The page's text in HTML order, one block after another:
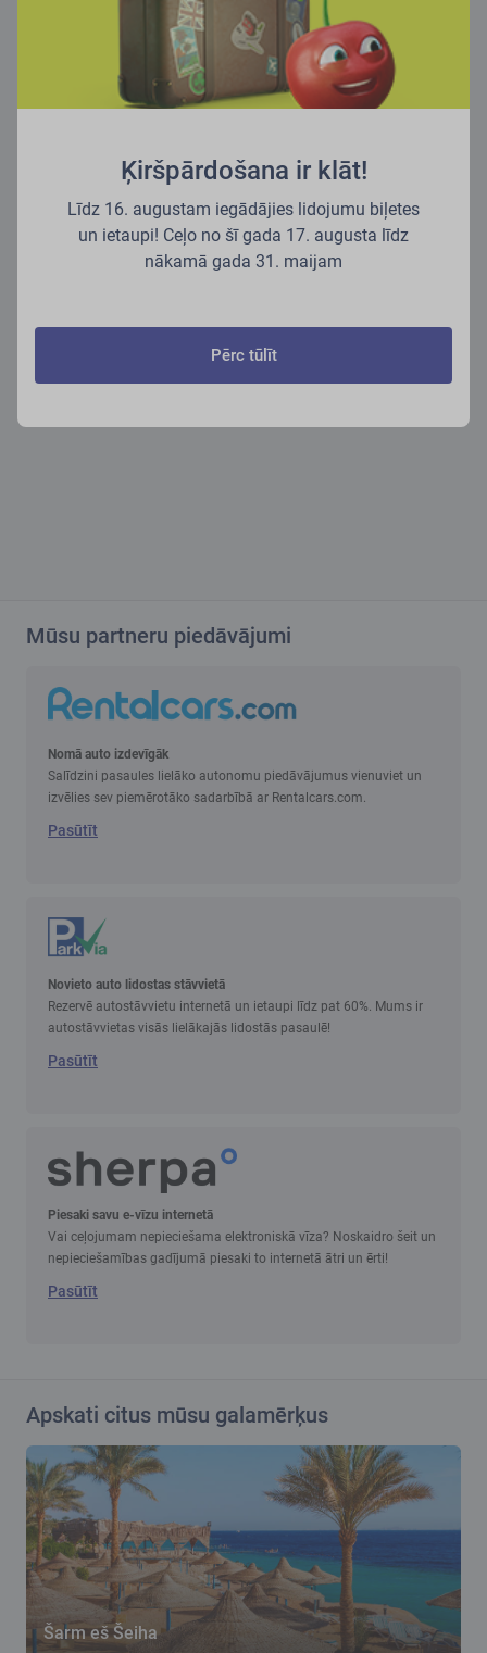
Mūsu partneru piedāvājumi
Nomā auto izdevīgāk
Salīdzini pasaules lielāko autonomu piedāvājumus vienuviet un
izvēlies sev piemērotāko sadarbībā ar Rentalcars.com.
Pasūtīt
Novieto auto lidostas stāvvietā
Rezervē autostāvvietu internetā un ietaupi līdz pat 60%. Mums ir
autostāvvietas visās lielākajās lidostās pasaulē!
Pasūtīt
Piesaki savu e-vīzu internetā
Vai ceļojumam nepieciešama elektroniskā vīza? Noskaidro šeit un
nepieciešamības gadījumā piesaki to internetā ātri un ērti!
Pasūtīt
Apskati citus mūsu galamērķus
Šarm eš Šeiha
Ķiršpārdošana ir klāt!
Līdz 16. augustam iegādājies lidojumu biļetes
un ietaupi! Ceļo no šī gada 17. augusta līdz
nākamā gada 31. maijam
Pērc tūlīt